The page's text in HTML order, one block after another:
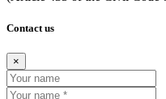
Contact us
×